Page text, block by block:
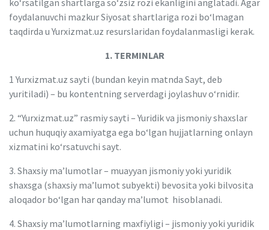
ko‘rsatilgan shartlarga so‘zsiz rozi ekanligini anglatadi. Agar
foydalanuvchi mazkur Siyosat shartlariga rozi bo‘lmagan
taqdirda u Yurxizmat.uz resurslaridan foydalanmasligi kerak.
1. TERMINLAR
1 Yurxizmat.uz sayti (bundan keyin matnda Sayt, deb
yuritiladi) – bu kontentning serverdagi joylashuv o‘rnidir.
2. “Yurxizmat.uz” rasmiy sayti – Yuridik va jismoniy shaxslar
uchun huquqiy axamiyatga ega bo‘lgan hujjatlarning onlayn
xizmatini ko‘rsatuvchi sayt.
3. Shaxsiy maʼlumotlar – muayyan jismoniy yoki yuridik
shaxsga (shaxsiy maʼlumot subyekti) bevosita yoki bilvosita
aloqador bo‘lgan har qanday maʼlumot hisoblanadi.
4. Shaxsiy maʼlumotlarning maxfiyligi – jismoniy yoki yuridik